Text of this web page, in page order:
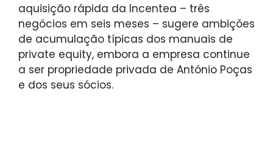
aquisição rápida da Incentea – três
negócios em seis meses – sugere ambições
de acumulação típicas dos manuais de
private equity, embora a empresa continue
a ser propriedade privada de António Poças
e dos seus sócios.